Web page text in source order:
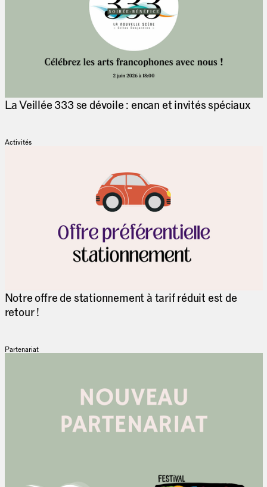
La Veillée 333 se dévoile : encan et invités spéciaux
Activités
Notre offre de stationnement à tarif réduit est de
retour !
Partenariat